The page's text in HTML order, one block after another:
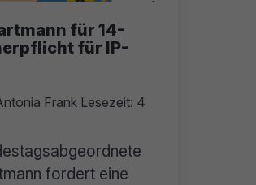
für 14-
für IP-
FrankLesezeit: 4
fordert eine